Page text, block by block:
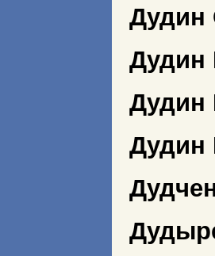
Дудин
Дудин
Дудин
Дудин